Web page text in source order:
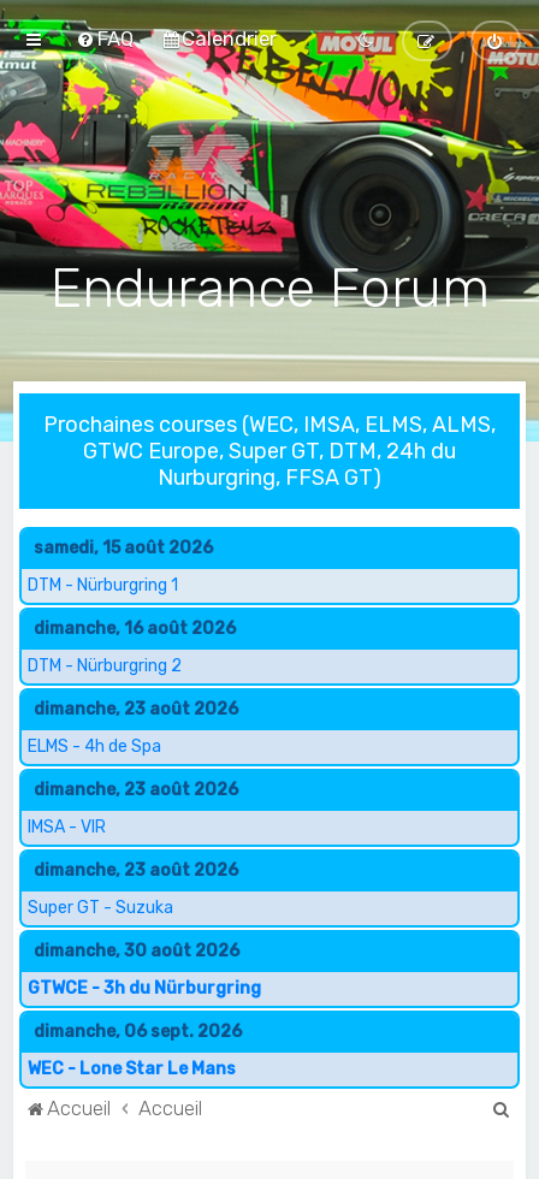
FAQ Calendrier
Endurance Forum
Prochaines courses (WEC, IMSA, ELMS, ALMS,
GTWC Europe, Super GT, DTM, 24h du
Nurburgring, FFSA GT)
samedi, 15 août 2026
DTM - Nürburgring 1
dimanche, 16 août 2026
DTM - Nürburgring 2
dimanche, 23 août 2026
ELMS - 4h de Spa
dimanche, 23 août 2026
IMSA - VIR
dimanche, 23 août 2026
Super GT - Suzuka
dimanche, 30 août 2026
GTWCE - 3h du Nürburgring
dimanche, 06 sept. 2026
WEC - Lone Star Le Mans
Accueil Accueil